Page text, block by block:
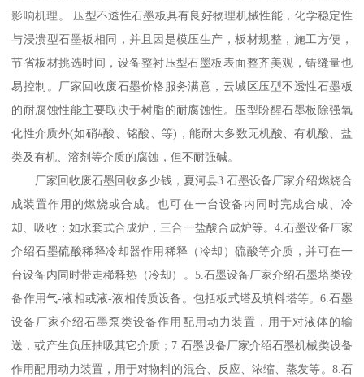
影响机理。 压型不透性石墨板具有良好物理机械性能，化学稳定性
与浸溃型石墨板相同，并且因是模压生产，板材规整，施工方便，
节省板材挑选时间，设备整衬压型石墨板表面整齐美观，错缝量也
易控制。厂家回收废石墨价格服务满意，云城区压型不透性石墨板
的耐腐蚀性能主要取决于树脂的耐腐蚀性。压型盼醒石墨板除强氧
化性介质外(如硝#酸、铭酸、等)，能耐大多数无机酸、有机酸、盐
类及有机、溶剂等介质的腐蚀，但不耐强碱。
厂家回收废石墨回收多少钱，夏河县3.石墨设备厂家介绍燃烧合
成装置作用的燃烧或合成。也可在一台设备内同时完成合成、冷
却、吸收；如水套式合成炉，三合一盐酸合成炉等。4.石墨设备厂家
介绍石墨硫酸稀释冷却器作用稀释（冷却）硫酸等介质，并可在一
台设备内同时带走稀释热（冷却）。5.石墨设备厂家介绍石墨塔类设
备作用气-液相或液-液相传质设备。包括板式塔及填料塔等。6.石墨
设备厂家介绍石墨泵类设备作用配用动力装置，用于对液体的输
送，或产生负压抽吸其它介质；7.石墨设备厂家介绍石墨机械类设备
作用配用动力装置，用于对物料的混合、反应、浓缩、蒸发等。8.石